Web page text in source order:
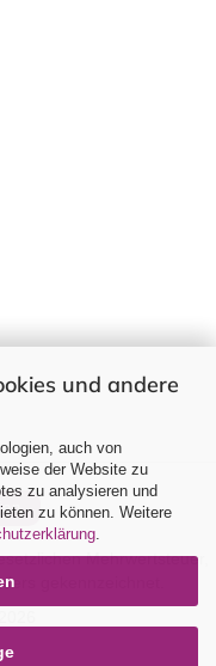
und andere
auch von
der Website zu
zu analysieren und
zu können. Weitere
Mehrwertsteuer,
gekennzeichnet.